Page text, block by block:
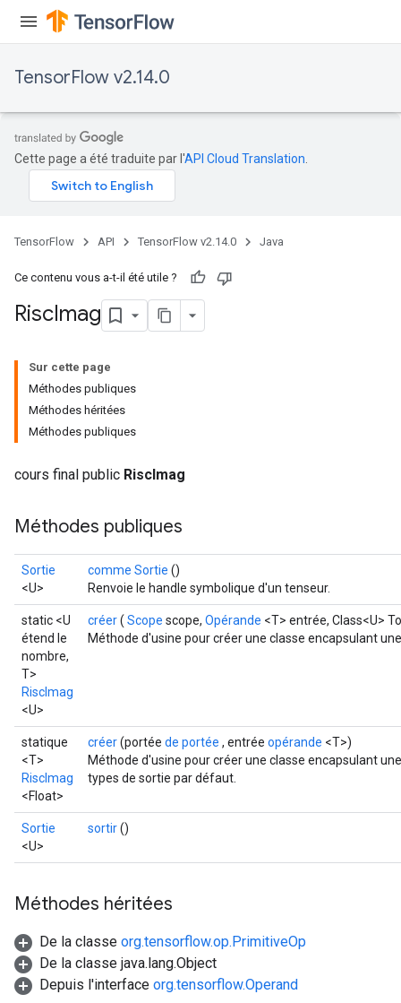
TensorFlow v2.14.0
Cette page a été traduite par l'API Cloud Translation
TensorFlow API TensorFlow v2.14.0 Java
Ce contenu vous a-t-il été utile ?
RiscImag
Sur cette page
Méthodes publiques
Méthodes héritées
Méthodes publiques
cours final public RiscImag
Méthodes publiques
Sortie
<U>
comme Sortie ()
Renvoie le handle symbolique d'un tenseur.
static <U
étend le
nombre,
T>
RiscImag
<U>
créer( Scope scope, Opérande <T> entrée, Class<U>
Méthode d'usine pour créer une classe encapsulant
statique
<T>
RiscImag
<Float>
créer(portée de portée , entrée opérande <T>)
Méthode d'usine pour créer une classe encapsulant
types de sortie par défaut.
Sortie
<U>
sortir()
Méthodes héritées
De la classe org.tensorflow.op.PrimitiveOp
De la classe java.lang.Object
Depuis l'interface org.tensorflow.Operand